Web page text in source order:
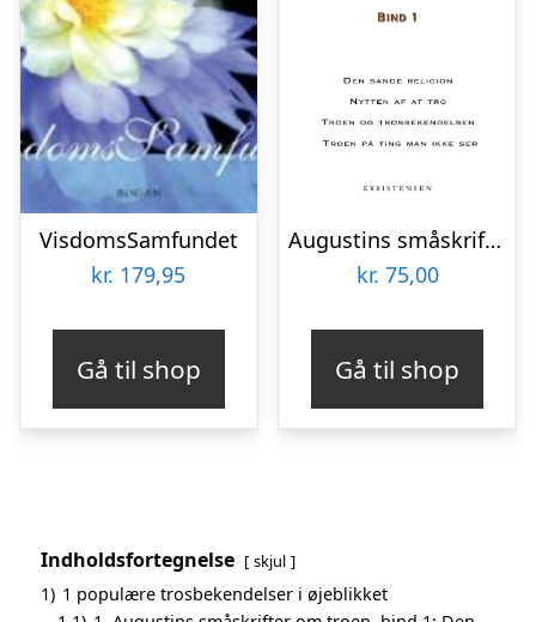
VisdomsSamfundet
kr. 179,95
Gå til shop
Augustins småskrifter om troen Den sande religion Nytten af at tro Troen og trosbekendelsen Troen på ting man ikke ser
kr. 75,00
Gå til shop
Indholdsfortegnelse skjul
1) 1 populære trosbekendelser i øjeblikket